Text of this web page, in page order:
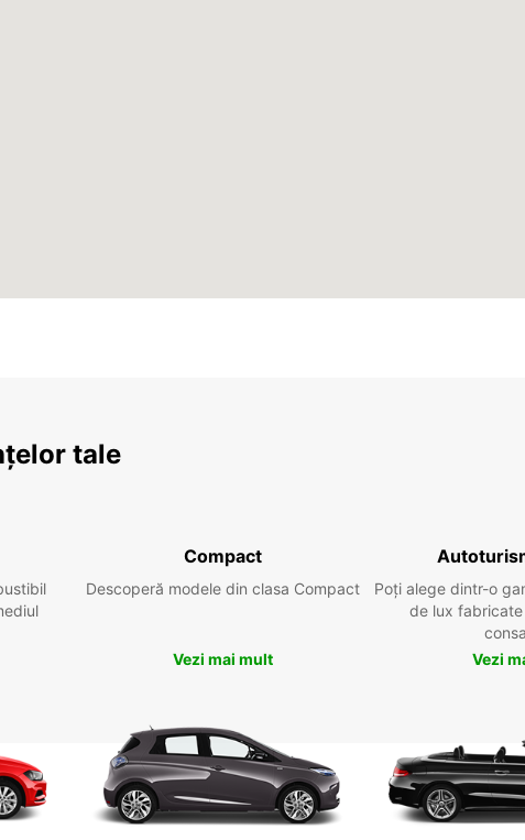
tale
Compact
Descoperă modele din clasa Compact
Vezi mai mult
Poți alege dintr-o
de lux
Vezi